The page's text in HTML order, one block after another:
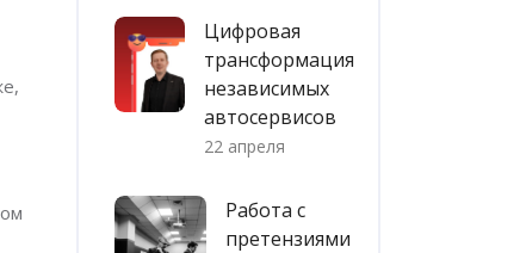
Цифровая
трансформация
независимых
автосервисов
22 апреля
Работа с
претензиями